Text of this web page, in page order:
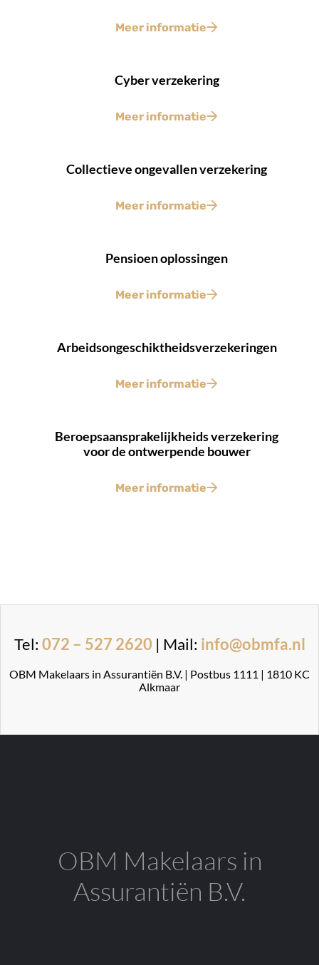
Meer informatie
Cyber verzekering
Meer informatie
Collectieve ongevallen verzekering
Meer informatie
Pensioen oplossingen
Meer informatie
Arbeidsongeschiktheidsverzekeringen
Meer informatie
Beroepsaansprakelijkheids verzekering
voor de ontwerpende bouwer
Meer informatie
Tel: 072 – 527 2620 | Mail: info@obmfa.nl
OBM Makelaars in Assurantiën B.V. | Postbus 1111 | 1810 KC
Alkmaar
OBM Makelaars in
Assurantiën B.V.